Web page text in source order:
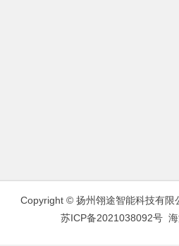
Copyright © 扬州翎途智能科技有限
苏ICP备2021038092号